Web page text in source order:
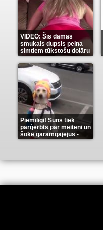
VIDEO: Šīs dāmas
smukais dupsis pelna
simtiem tūkstošu dolāru
(9)
Piemīlīgi! Suns tiek
pārģērbts par meiteni un
šokē garāmgājējus -
VIDEO(8)